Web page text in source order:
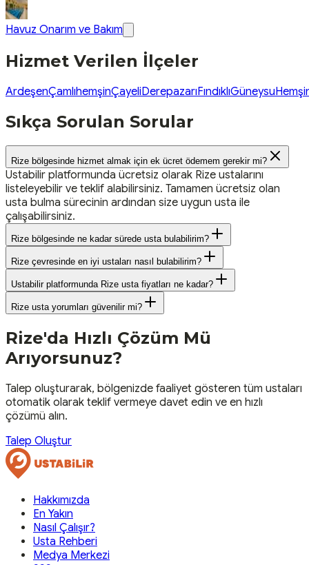
Havuz Onarım ve Bakım
Hizmet Verilen İlçeler
ArdeşenÇamlıhemşinÇayeliDerepazarıFındıklıGüneysu
Sıkça Sorulan Sorular
Rize bölgesinde hizmet almak için ek ücret ödemem gerekir mi?
Ustabilir platformunda ücretsiz olarak Rize ustalarını
listeleyebilir ve teklif alabilirsiniz. Tamamen ücretsiz olan
usta bulma sürecinin ardından size uygun usta ile
çalışabilirsiniz.
Rize bölgesinde ne kadar sürede usta bulabilirim?
Rize çevresinde en iyi ustaları nasıl bulabilirim?
Ustabilir platformunda Rize usta fiyatları ne kadar?
Rize usta yorumları güvenilir mi?
Rize'da Hızlı Çözüm Mü
Arıyorsunuz?
Talep oluşturarak, bölgenizde faaliyet gösteren tüm ustaları
otomatik olarak teklif vermeye davet edin ve en hızlı
çözümü alın.
Talep Oluştur
Hakkımızda
En Yakın
Nasıl Çalışır?
Usta Rehberi
Medya Merkezi